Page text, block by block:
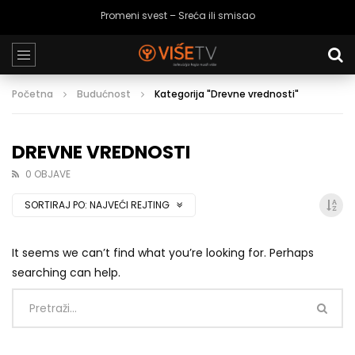
Ja tako volim – Strah od budućnosti
Početna Budućnost Kategorija "Drevne vrednosti"
DREVNE VREDNOSTI
0 OBJAVE
SORTIRAJ PO: NAJVEĆI REJTING
It seems we can’t find what you’re looking for. Perhaps
searching can help.